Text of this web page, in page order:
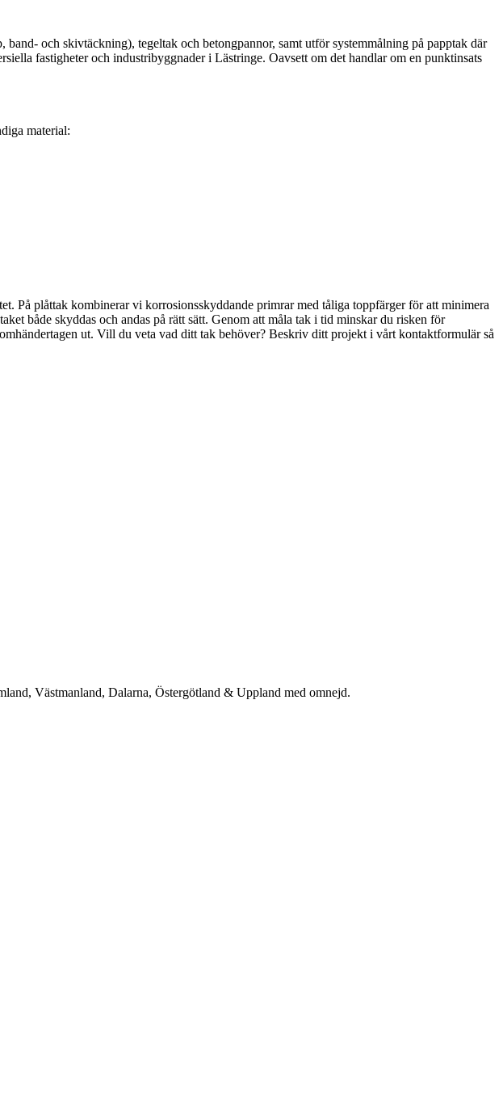
och skivtäckning), tegeltak och betongpannor, samt utför systemmålning på papptak där
fastigheter och industribyggnader i Lästringe. Oavsett om det handlar om en punktinsats
material:
På plåttak kombinerar vi korrosionsskyddande primrar med tåliga toppfärger för att minimera
både skyddas och andas på rätt sätt. Genom att måla tak i tid minskar du risken för
ut. Vill du veta vad ditt tak behöver? Beskriv ditt projekt i vårt kontaktformulär så
Västmanland, Dalarna, Östergötland & Uppland med omnejd.